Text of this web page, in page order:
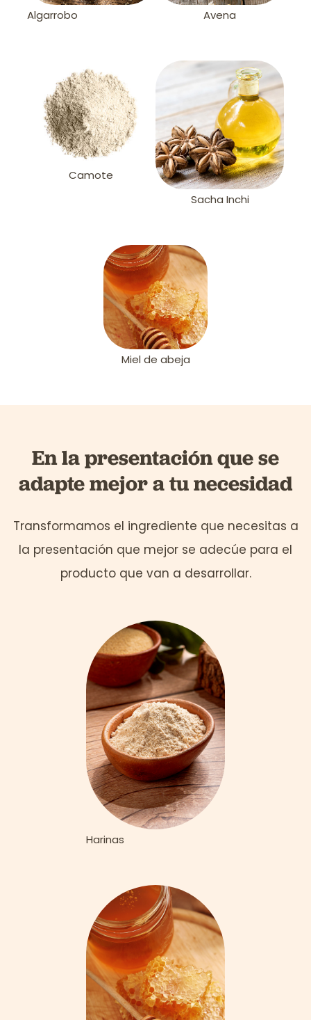
Algarrobo Avena
Camote
Sacha Inchi
Miel de abeja
En la presentación que se
adapte mejor a tu necesidad
Transformamos el ingrediente que necesitas a
la presentación que mejor se adecúe para el
producto que van a desarrollar.
Harinas